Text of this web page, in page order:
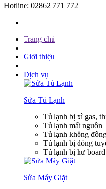
Hotline: 02862 771 772
Trang chủ
Giới thiệu
Dịch vụ
Sửa Tủ Lạnh
Tủ lạnh bị xì gas,
Tủ lạnh mất nguồn
Tủ lạnh không
Tủ lạnh bị đóng
Tủ lạnh bị hư board
Sửa Máy Giặt